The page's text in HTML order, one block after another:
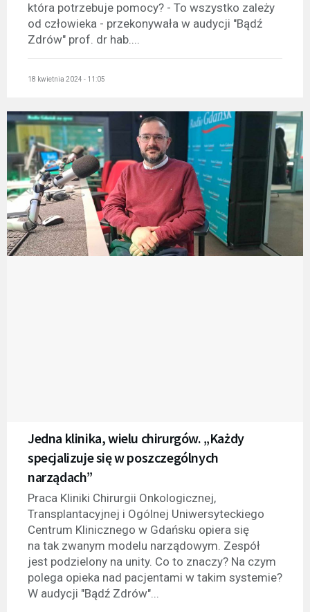
która potrzebuje pomocy? - To wszystko zależy
od człowieka - przekonywała w audycji "Bądź
Zdrów" prof. dr hab....
18 kwietnia 2024 - 11:05
Jedna klinika, wielu chirurgów. „Każdy
specjalizuje się w poszczególnych
narządach”
Praca Kliniki Chirurgii Onkologicznej,
Transplantacyjnej i Ogólnej Uniwersyteckiego
Centrum Klinicznego w Gdańsku opiera się
na tak zwanym modelu narządowym. Zespół
jest podzielony na unity. Co to znaczy? Na czym
polega opieka nad pacjentami w takim systemie?
W audycji "Bądź Zdrów"...